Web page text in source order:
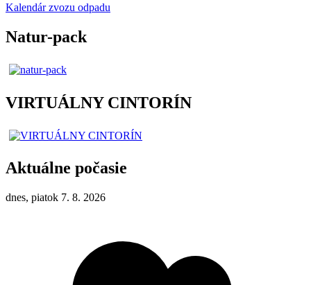
Kalendár zvozu odpadu
Natur-pack
VIRTUÁLNY CINTORÍN
Aktuálne počasie
dnes, piatok 7. 8. 2026